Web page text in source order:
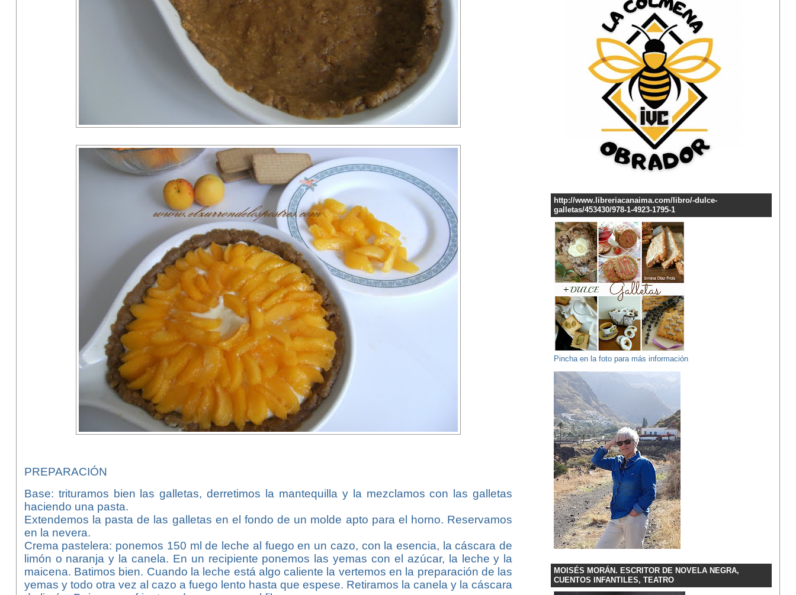
PREPARACIÓN
Base: trituramos bien las galletas, derretimos la mantequilla y la mezclamos con las galletas
haciendo una pasta.
Extendemos la pasta de las galletas en el fondo de un molde apto para el horno. Reservamos
en la nevera.
Crema pastelera: ponemos 150 ml de leche al fuego en un cazo, con la esencia, la cáscara de
limón o naranja y la canela. En un recipiente ponemos las yemas con el azúcar, la leche y la
maicena. Batimos bien. Cuando la leche está algo caliente la vertemos en la preparación de las
yemas y todo otra vez al cazo a fuego lento hasta que espese. Retiramos la canela y la cáscara
http://www.libreriacanaima.com/libro/-dulce-
galletas/453430/978-1-4923-1795-1
Pincha en la foto para más información
MOISÉS MORÁN. ESCRITOR DE NOVELA NEGRA,
CUENTOS INFANTILES, TEATRO